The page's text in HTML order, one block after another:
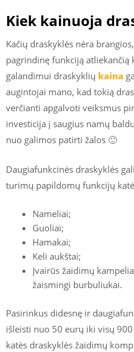
Kiek kainuoja
Kačių draskyklės nėra
pagrindinę funkciją atliekančią
galandimui draskyklių kaina
augintojai mano, kad tokią
verčianti apgalvoti veiksmus
investicija į saugius namų
nuo galimos patirti žalos 🙂
Daugiafunkcinės draskyklės
turimų papildomų funkcijų
Nameliai;
Guoliai;
Hamakai;
Keli aukštai;
Įvairūs žaidimų
žaismingi burbuliukai.
Pasirinkus didesnę ir
išleisti nuo 50 eurų iki visų
katės draskyklės žaidimų